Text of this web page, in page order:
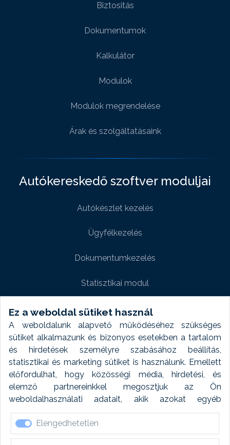
Ez a weboldal sütiket használ
A weboldalunk alapvető működéséhez szükséges
sütiket alkalmazunk és bizonyos esetekben a tartalom
és hirdetések személyre szabásához beállítás,
statisztikai és marketing sütiket is használunk. Emellett
előfordulhat, hogy közösségi média, hirdetési, és
elemző partnereinkkel megosztjuk az Ön
weboldalhasználati adatait, akik azokat egyéb
forrásokból gyűjtött adatokkal kombinálhatják. A sütik
elfogadásával kapcsolatosan naplózást végzünk és
ezen adatokat 6 hónap után automatikusan töröljük. A
Elengedhetetlen
Biztositás
Dokumentumok
Kalkulátor
Modulok
Modulok megrendelése
Árak és szolgáltatásaink
Autókereskedő szoftver moduljai
Autókészlet kezelés
Ügyfélkezelés
Dokumentumkezelés
Statisztikai modul
Weboldal modul
Fényképtár extra modul
Autómosó modul
Feladatütemezés